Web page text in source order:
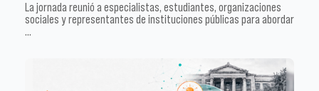
La jornada reunió a especialistas, estudiantes, organizaciones
sociales y representantes de instituciones públicas para abordar
…